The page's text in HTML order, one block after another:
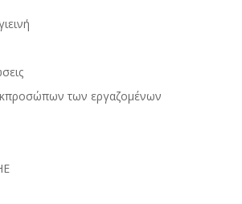
των εργαζομένων